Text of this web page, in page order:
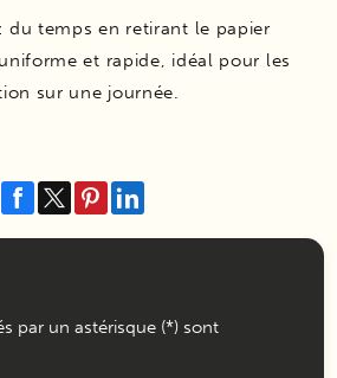
du temps en retirant le papier
et rapide, idéal pour les
sur une journée.
par un astérisque (*) sont